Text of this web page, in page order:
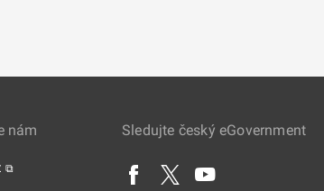
nám
⧉
Sledujte český eGovernment